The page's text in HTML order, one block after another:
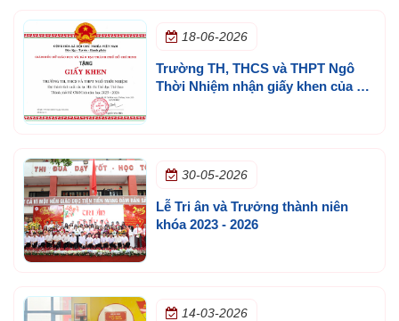
18-06-2026
Trường TH, THCS và THPT Ngô
Thời Nhiệm nhận giấy khen của Sở
30-05-2026
Lễ Tri ân và Trưởng thành niên
khóa 2023 - 2026
14-03-2026